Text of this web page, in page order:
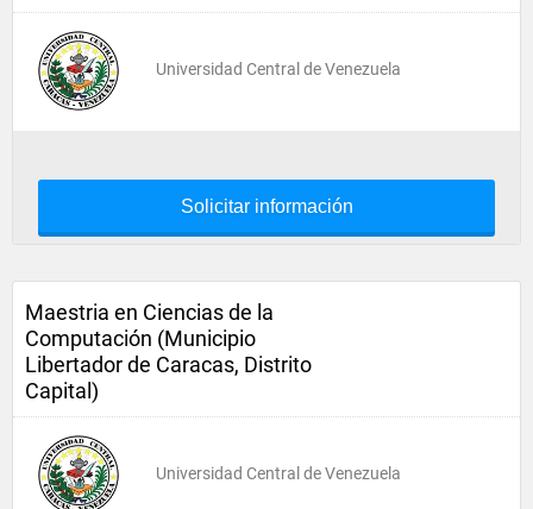
Universidad Central de Venezuela
Solicitar información
Maestria en Ciencias de la
Computación (Municipio
Libertador de Caracas, Distrito
Capital)
Universidad Central de Venezuela